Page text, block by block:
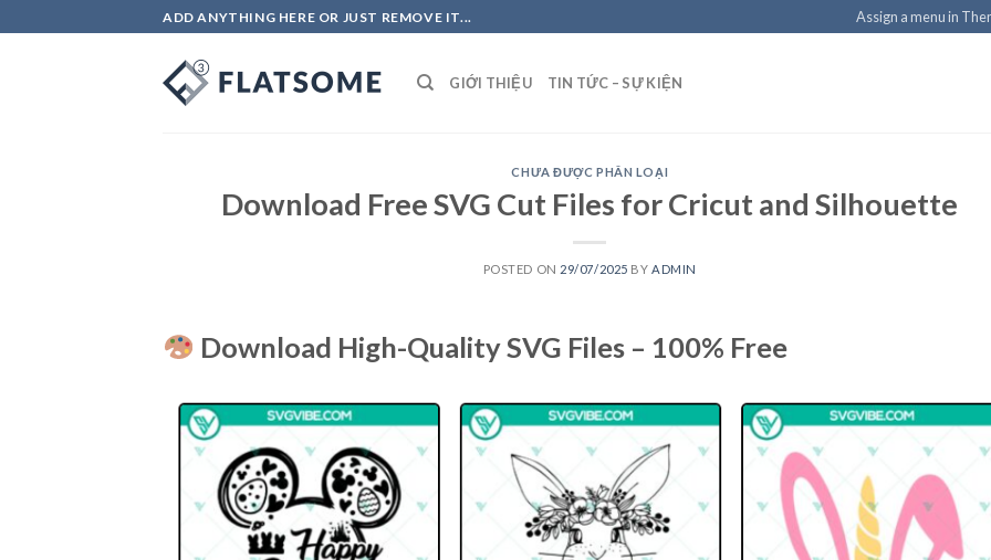
to
ADD ANYTHING HERE OR JUST REMOVE IT... Assign a menu in
GIỚI THIỆU TIN TỨC – SỰ KIỆN
CHƯA ĐƯỢC PHÂN LOẠI
Download Free SVG Cut Files for Cricut and Silhouette
POSTED ON 29/07/2025 BY ADMIN
Download High-Quality SVG Files – 100% Free